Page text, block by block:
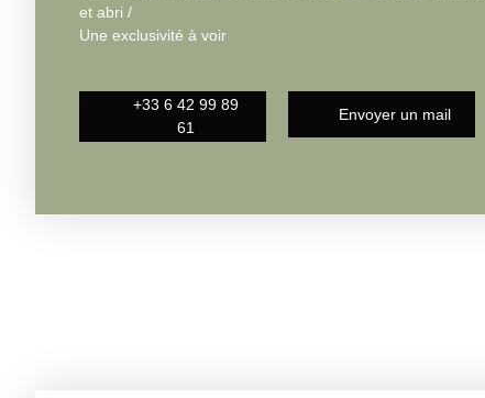
et abri /
Une exclusivité à voir
+33 6 42 99 89
61
Envoyer un mail